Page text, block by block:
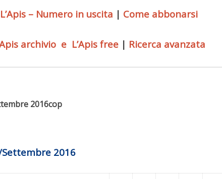
L’Apis – Numero in uscita | Come abbonarsi
archivio e L’Apis free | Ricerca avanzata
Settembre 2016